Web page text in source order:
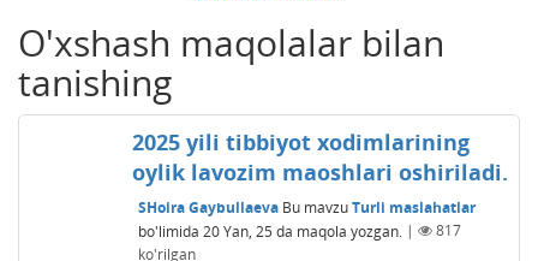
O'xshash maqolalar bilan
tanishing
2025 yili tibbiyot xodimlarining
oylik lavozim maoshlari oshiriladi.
SHoira Gaybullaeva Bu mavzuTurli maslahatlar
bo'limida 20 Yan, 25 da maqola yozgan. |
817
ko'rilgan